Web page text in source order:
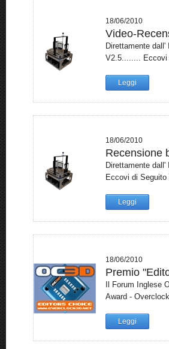
18/06/2010
Video-
Direttamente
V2.5........ Eccovi
Leggi
18/06/2010
Recensione
Direttamente
Eccovi di
Leggi
18/06/2010
Premio
Il Forum Inglese
Award -
Leggi